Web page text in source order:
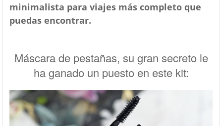
minimalista para viajes más completo que
puedas encontrar.
Máscara de pestañas, su gran secreto le
ha ganado un puesto en este kit: